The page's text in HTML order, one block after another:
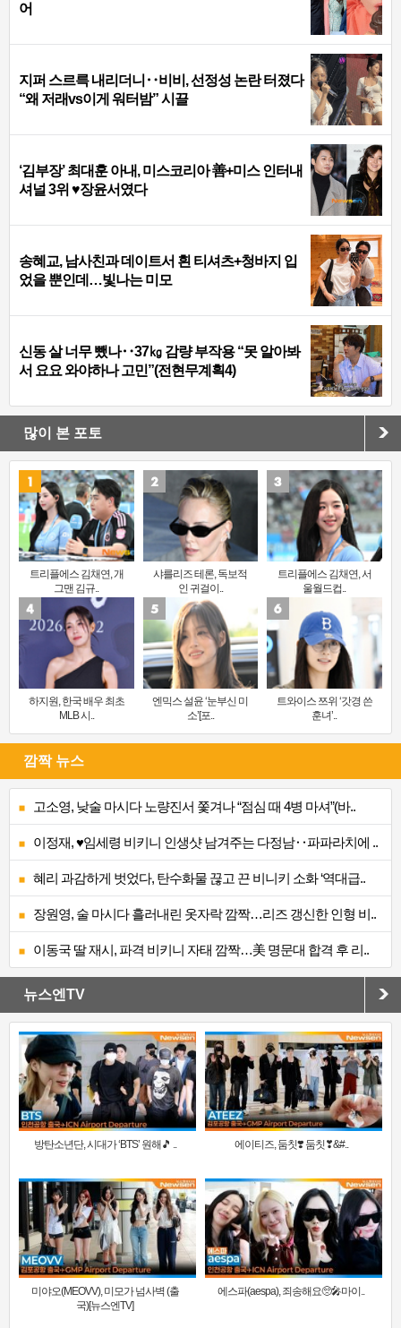
어
지퍼 스르륵 내리더니‥비비, 선정성 논란 터졌다
“왜 저래vs이게 워터밤” 시끌
‘김부장’ 최대훈 아내, 미스코리아 善+미스 인터내
셔널 3위 ♥장윤서였다
송혜교, 남사친과 데이트서 흰 티셔츠+청바지 입
었을 뿐인데…빛나는 미모
신동 살 너무 뺐나‥37㎏ 감량 부작용 “못 알아봐
서 요요 와야하나 고민”(전현무계획4)
많이 본 포토
트리플에스 김채연, 개
그맨 김규..
샤를리즈 테론, 독보적
인 귀걸이..
트리플에스 김채연, 서
울월드컵..
하지원, 한국 배우 최초
MLB 시..
엔믹스 설윤 ‘눈부신 미
소’[포..
트와이스 쯔위 ‘갓경 쓴
훈녀’..
깜짝 뉴스
고소영, 낮술 마시다 노량진서 쫓겨나 “점심 때 4병 마셔”(바..
이정재, ♥임세령 비키니 인생샷 남겨주는 다정남‥파파라치에 ..
혜리 과감하게 벗었다, 탄수화물 끊고 끈 비니키 소화 ‘역대급..
장원영, 술 마시다 흘러내린 옷자락 깜짝…리즈 갱신한 인형 비..
이동국 딸 재시, 파격 비키니 자태 깜짝…美 명문대 합격 후 리..
뉴스엔TV
방탄소년단, 시대가 ‘BTS’ 원해🎵 .. 에이티즈, 둠칫❣️ 둠칫❣&#..
미야오(MEOVV), 미모가 넘사벽 (출
국)[뉴스엔TV]
에스파(aespa), 죄송해요🥺🎤마이..